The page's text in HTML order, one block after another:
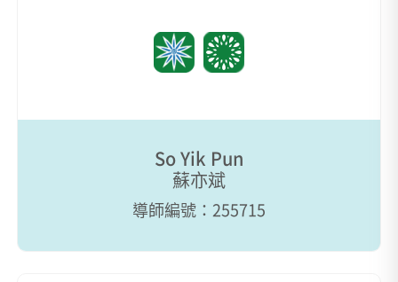
So Yik Pun
蘇亦斌
導師編號：255715